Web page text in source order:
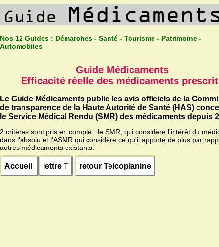
Nos 12 Guides : Démarches - Santé - Tourisme - Patrimoine -
Automobiles
Guide Médicaments
Efficacité réelle des médicaments
Le Guide Médicaments publie les avis officiels de la
de transparence de la Haute Autorité de Santé (HAS)
le Service Médical Rendu (SMR) des médicaments depuis
2 critères sont pris en compte : le SMR, qui considère l'intérêt du
dans l'absolu et l'ASMR qui considère ce qu'il apporte de plus par
autres médicaments existants.
Accueil lettre T retour Teicoplanine